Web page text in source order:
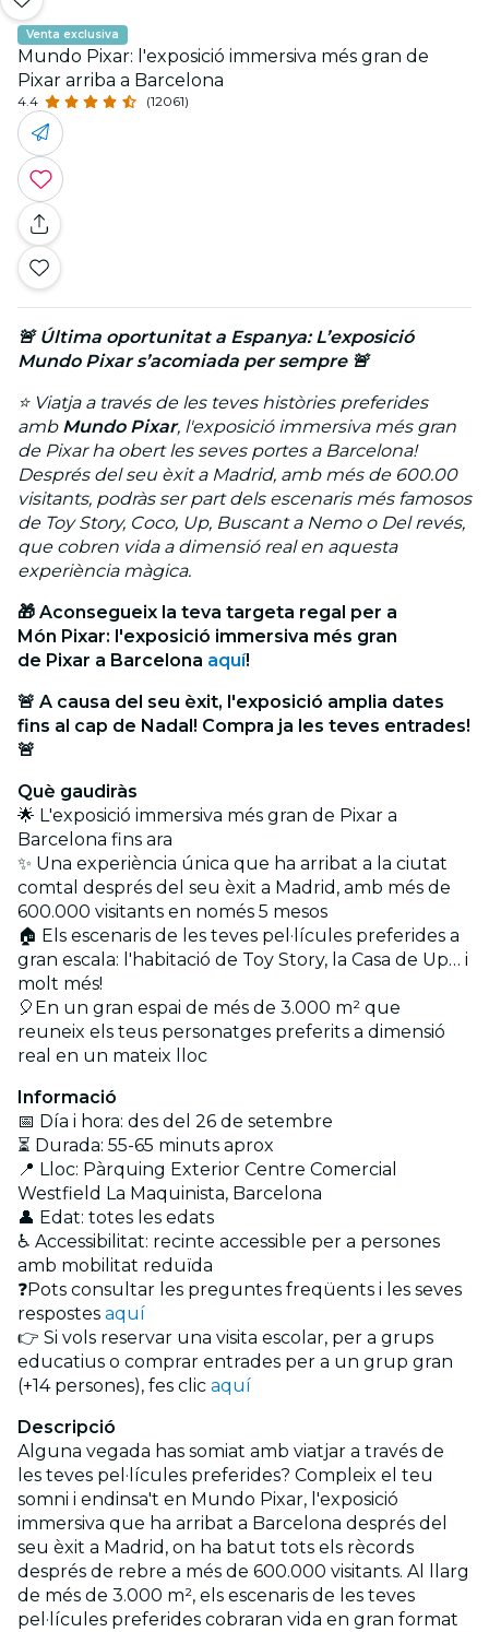
Venta exclusiva
Mundo Pixar: l'exposició immersiva més gran de
Pixar arriba a Barcelona
4.4 (12061)
🚨 Última oportunitat a Espanya: L’exposició
Mundo Pixar s’acomiada per sempre 🚨
⭐ Viatja a través de les teves històries preferides
amb Mundo Pixar, l'exposició immersiva més gran
de Pixarha obert les seves portes a Barcelona!
Després del seu èxit a Madrid, amb més de 600.00
visitants, podràs ser part dels escenaris més famosos
de Toy Story, Coco, Up, Buscant a Nemo o Del revés,
que cobren vida a dimensió real en aquesta
experiència màgica.
🎁 Aconsegueix la teva targeta regal per a
Món Pixar: l'exposició immersiva més gran
de Pixar a Barcelona aquí!
🚨 A causa del seu èxit, l'exposició amplia dates
fins al cap de Nadal! Compra ja les teves entrades!
🚨
Què gaudiràs
🌟 L'exposició immersiva més gran de Pixar a
Barcelona fins ara
✨ Una experiència única que ha arribat a la ciutat
comtal després del seu èxit a Madrid, amb més de
600.000 visitants en només 5 mesos
🏠 Els escenaris de les teves pel·lícules preferides a
gran escala: l'habitació de Toy Story, la Casa de Up… i
molt més!
🎈En un gran espai de més de 3.000 m² que
reuneix els teus personatges preferits a dimensió
real en un mateix lloc
Informació
📅 Día i hora: des del 26 de setembre
⏳ Durada: 55-65 minuts aprox
📍 Lloc: Pàrquing Exterior Centre Comercial
Westfield La Maquinista, Barcelona
👤 Edat: totes les edats
♿ Accessibilitat: recinte accessible per a persones
amb mobilitat reduïda
❓Pots consultar les preguntes freqüents i les seves
respostes aquí
👉 Si vols reservar una visita escolar, per a grups
educatius o comprar entrades per a un grup gran
(+14 persones), fes clic aquí
Descripció
Alguna vegada has somiat amb viatjar a través de
les teves pel·lícules preferides? Compleix el teu
somni i endinsa't en Mundo Pixar, l'exposició
immersiva que ha arribat a Barcelona després del
seu èxit a Madrid, on ha batut tots els rècords
després de rebre a més de 600.000 visitants. Al llarg
de més de 3.000 m², els escenaris de les teves
pel·lícules preferides cobraran vida en gran format